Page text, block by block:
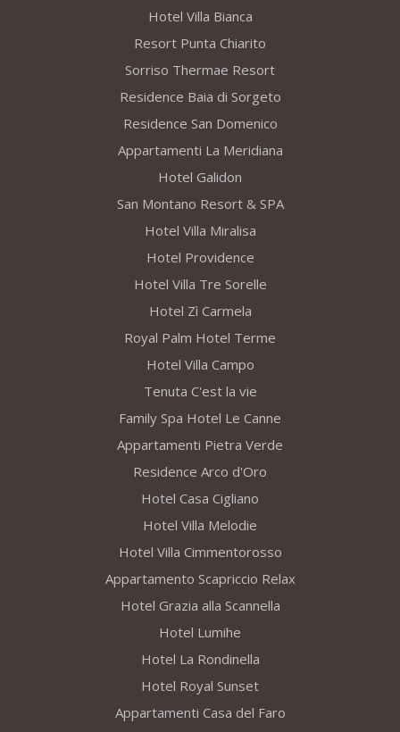
Hotel Villa Bianca
Resort Punta Chiarito
Sorriso Thermae Resort
Residence Baia di Sorgeto
Residence San Domenico
Appartamenti La Meridiana
Hotel Galidon
San Montano Resort & SPA
Hotel Villa Miralisa
Hotel Providence
Hotel Villa Tre Sorelle
Hotel Zì Carmela
Royal Palm Hotel Terme
Hotel Villa Campo
Tenuta C'est la vie
Family Spa Hotel Le Canne
Appartamenti Pietra Verde
Residence Arco d'Oro
Hotel Casa Cigliano
Hotel Villa Melodie
Hotel Villa Cimmentorosso
Appartamento Scapriccio Relax
Hotel Grazia alla Scannella
Hotel Lumihe
Hotel La Rondinella
Hotel Royal Sunset
Appartamenti Casa del Faro